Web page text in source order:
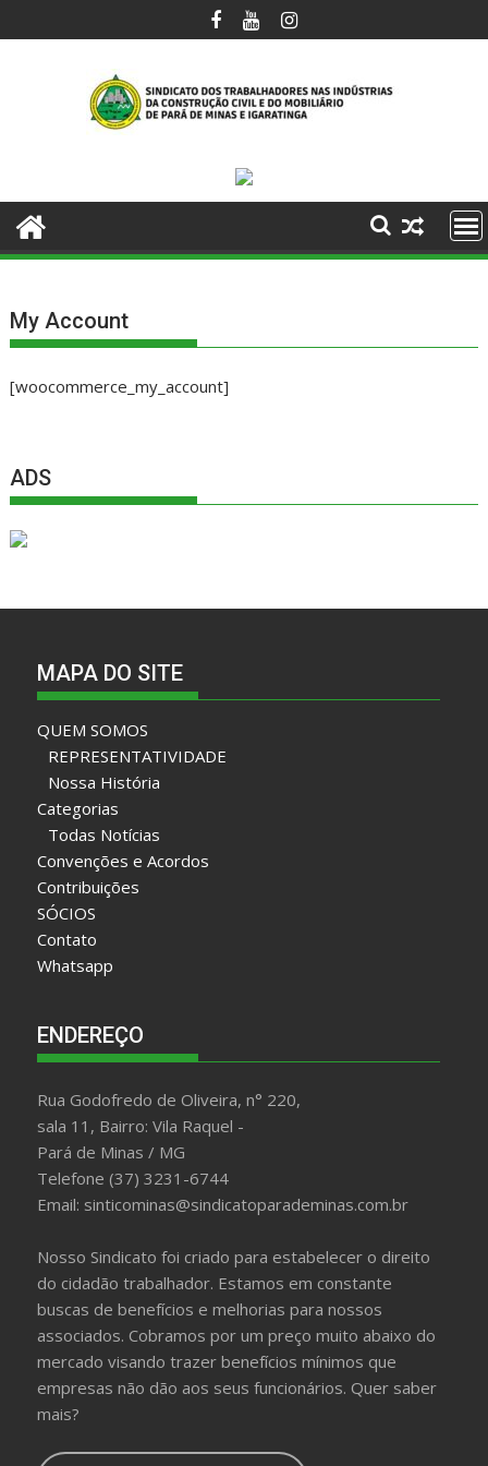
My Account
[woocommerce_my_account]
ADS
MAPA DO SITE
QUEM SOMOS
REPRESENTATIVIDADE
Nossa História
Categorias
Todas Notícias
Convenções e Acordos
Contribuições
SÓCIOS
Contato
Whatsapp
ENDEREÇO
Rua Godofredo de Oliveira, n° 220,
sala 11, Bairro: Vila Raquel -
Pará de Minas / MG
Telefone (37) 3231-6744
Email: sinticominas@sindicatoparademinas.com.br
Nosso Sindicato foi criado para estabelecer o direito
do cidadão trabalhador. Estamos em constante
buscas de benefícios e melhorias para nossos
associados. Cobramos por um preço muito abaixo do
mercado visando trazer benefícios mínimos que
empresas não dão aos seus funcionários. Quer saber
mais?